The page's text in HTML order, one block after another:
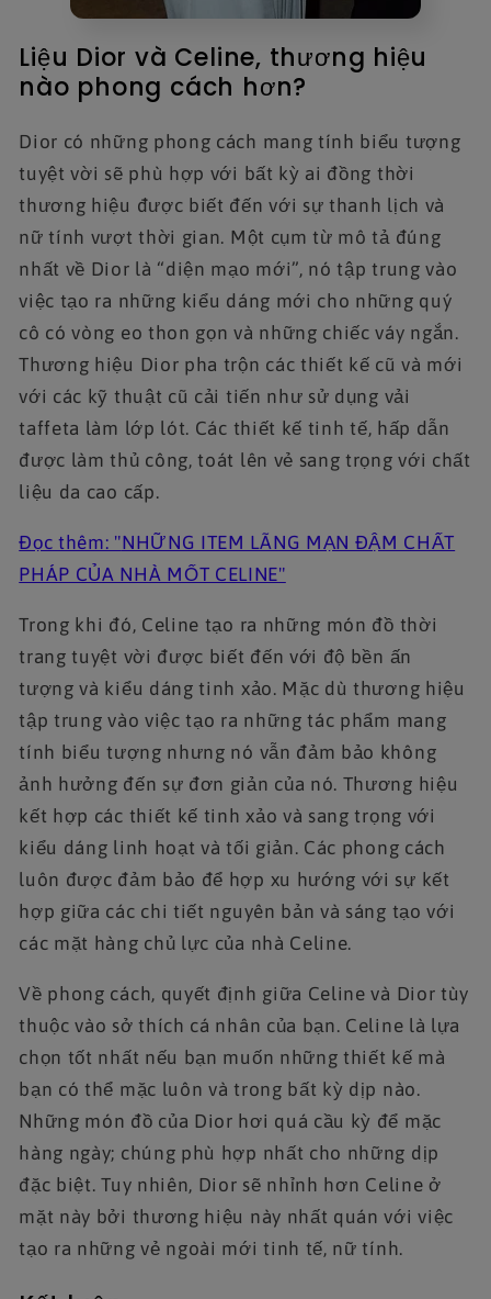
Liệu Dior và Celine, thương hiệu
nào phong cách hơn?
Dior có những phong cách mang tính biểu tượng
tuyệt vời sẽ phù hợp với bất kỳ ai đồng thời
thương hiệu được biết đến với sự thanh lịch và
nữ tính vượt thời gian. Một cụm từ mô tả đúng
nhất về Dior là “diện mạo mới”, nó tập trung vào
việc tạo ra những kiểu dáng mới cho những quý
cô có vòng eo thon gọn và những chiếc váy ngắn.
Thương hiệu Dior pha trộn các thiết kế cũ và mới
với các kỹ thuật cũ cải tiến như sử dụng vải
taffeta làm lớp lót. Các thiết kế tinh tế, hấp dẫn
được làm thủ công, toát lên vẻ sang trọng với chất
liệu da cao cấp.
Đọc thêm: "NHỮNG ITEM LÃNG MẠN ĐẬM CHẤT
PHÁP CỦA NHÀ MỐT CELINE"
Trong khi đó, Celine tạo ra những món đồ thời
trang tuyệt vời được biết đến với độ bền ấn
tượng và kiểu dáng tinh xảo. Mặc dù thương hiệu
tập trung vào việc tạo ra những tác phẩm mang
tính biểu tượng nhưng nó vẫn đảm bảo không
ảnh hưởng đến sự đơn giản của nó. Thương hiệu
kết hợp các thiết kế tinh xảo và sang trọng với
kiểu dáng linh hoạt và tối giản. Các phong cách
luôn được đảm bảo để hợp xu hướng với sự kết
hợp giữa các chi tiết nguyên bản và sáng tạo với
các mặt hàng chủ lực của nhà Celine.
Về phong cách, quyết định giữa Celine và Dior tùy
thuộc vào sở thích cá nhân của bạn. Celine là lựa
chọn tốt nhất nếu bạn muốn những thiết kế mà
bạn có thể mặc luôn và trong bất kỳ dịp nào.
Những món đồ của Dior hơi quá cầu kỳ để mặc
hàng ngày; chúng phù hợp nhất cho những dịp
đặc biệt. Tuy nhiên, Dior sẽ nhỉnh hơn Celine ở
mặt này bởi thương hiệu này nhất quán với việc
tạo ra những vẻ ngoài mới tinh tế, nữ tính.